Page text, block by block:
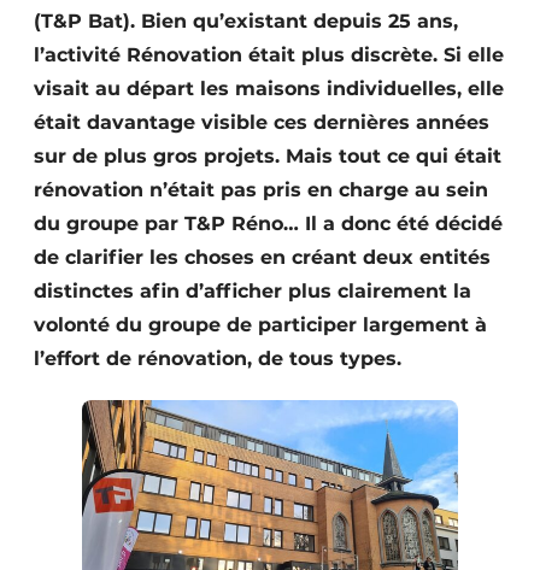
Fondations
Façades
Géotextiles
Infrastructures souterraines et égouttage
Protection solaire
Rénovation
Sécurité incendie
Software
Techniques ferroviaires
Travaux ferroviaires
(T&P Bat). Bien qu’existant depuis 25 ans,
l’activité Rénovation était plus discrète. Si elle
visait au départ les maisons individuelles, elle
était davantage visible ces dernières années
sur de plus gros projets. Mais tout ce qui était
rénovation n’était pas pris en charge au sein
du groupe par T&P Réno… Il a donc été décidé
de clarifier les choses en créant deux entités
distinctes afin d’afficher plus clairement la
volonté du groupe de participer largement à
l’effort de rénovation, de tous types.